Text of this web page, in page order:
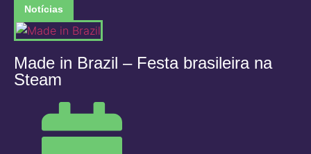
Notícias
Made in Brazil – Festa brasileira na
Steam